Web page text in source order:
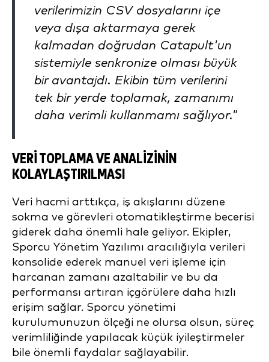
verilerimizin CSV dosyalarını içe
veya dışa aktarmaya gerek
kalmadan doğrudan Catapult'un
sistemiyle senkronize olması büyük
bir avantajdı. Ekibin tüm verilerini
tek bir yerde toplamak, zamanımı
daha verimli kullanmamı sağlıyor."
VERI TOPLAMA VE ANALIZININ
KOLAYLAŞTIRILMASI
Veri hacmi arttıkça, iş akışlarını düzene
sokma ve görevleri otomatikleştirme becerisi
giderek daha önemli hale geliyor. Ekipler,
Sporcu Yönetim Yazılımı aracılığıyla verileri
konsolide ederek manuel veri işleme için
harcanan zamanı azaltabilir ve bu da
performansı artıran içgörülere daha hızlı
erişim sağlar. Sporcu yönetimi
kurulumunuzun ölçeği ne olursa olsun, süreç
verimliliğinde yapılacak küçük iyileştirmeler
bile önemli faydalar sağlayabilir.